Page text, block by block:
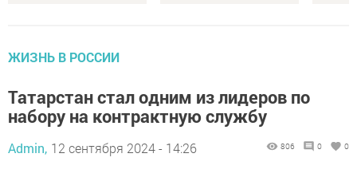
ЖИЗНЬ В РОССИИ
Татарстан стал одним из лидеров по
набору на контрактную службу
Admin, 12 сентября 2024 - 14:26 806 0 0